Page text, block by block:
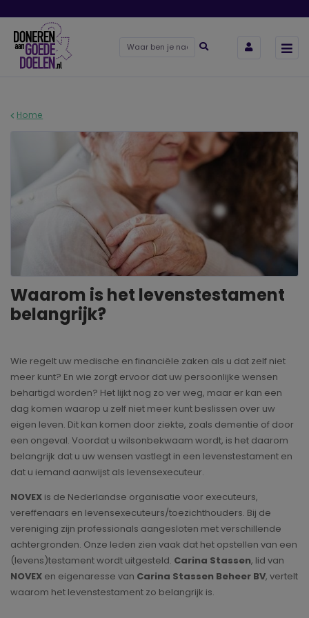
Home
Waarom is het levenstestament
belangrijk?
Wie regelt uw medische en financiële zaken als u dat zelf niet
meer kunt? En wie zorgt ervoor dat uw persoonlijke wensen
behartigd worden? Het lijkt nog zo ver weg, maar er kan een
dag komen waarop u zelf niet meer kunt beslissen over uw
eigen leven. Dit kan komen door ziekte, zoals dementie of door
een ongeval. Voordat u wilsonbekwaam wordt, is het daarom
belangrijk dat u uw wensen vastlegt in een levenstestament en
dat u iemand aanwijst als levensexecuteur.
NOVEX is de Nederlandse organisatie voor executeurs,
vereffenaars en levensexecuteurs/toezichthouders. Bij de
vereniging zijn professionals aangesloten met verschillende
achtergronden. Onze leden zien vaak dat het opstellen van een
(levens)testament wordt uitgesteld. Carina Stassen, lid van
NOVEX en eigenaresse van Carina Stassen Beheer BV, vertelt
waarom het levenstestament zo belangrijk is.